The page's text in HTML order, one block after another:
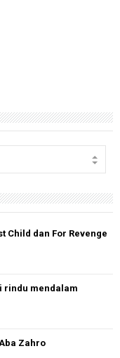
Child dan For Revenge
rindu mendalam
Zahro